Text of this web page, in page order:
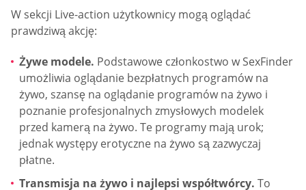
W sekcji Live-action użytkownicy mogą oglądać
prawdziwą akcję:
Żywe modele. Podstawowe członkostwo w SexFinder
umożliwia oglądanie bezpłatnych programów na
żywo, szansę na oglądanie programów na żywo i
poznanie profesjonalnych zmysłowych modelek
przed kamerą na żywo. Te programy mają urok;
jednak występy erotyczne na żywo są zazwyczaj
płatne.
Transmisja na żywo i najlepsi współtwórcy. To